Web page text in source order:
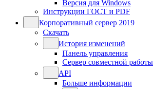
Версия для Windows
Инструкции ГОСТ и PDF
Корпоративный сервер 2019
Скачать
История изменений
Панель управления
Сервер совместной работы
API
Больше информации